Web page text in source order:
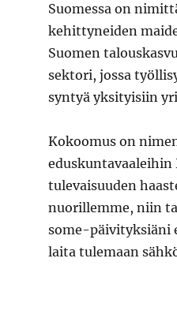
Suomessa on
kehittyneiden
Suomen
sektori, jossa
syntyä yksityisiin
Kokoomus on
eduskuntavaaleihin
tulevaisuuden
nuorillemme, niin
some-päivityksiäni
laita tulemaan